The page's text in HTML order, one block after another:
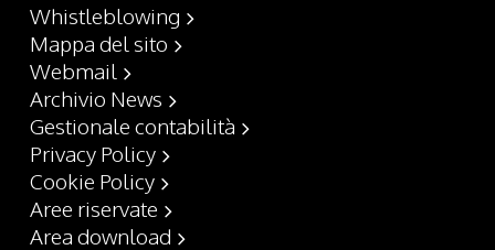
Whistleblowing
Mappa del sito
Webmail
Archivio News
Gestionale contabilità
Privacy Policy
Cookie Policy
Aree riservate
Area download